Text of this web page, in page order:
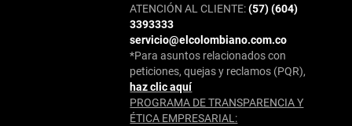
ATENCIÓN AL CLIENTE:(57) (604)
3393333
servicio@elcolombiano.com.co
*Para asuntos relacionados con
peticiones, quejas y reclamos (PQR),
haz clic aquí
PROGRAMA DE TRANSPARENCIA Y
ÉTICA EMPRESARIAL: